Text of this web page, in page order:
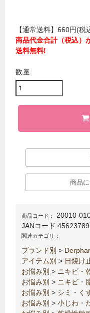
【通常送料】660円(
商品代金合計（税込）
送料無料!
数量
商品
商品コード：
20010-
JANコード:
関連カテゴリ：
ブランド別 >
アイテム別 > 日焼け
お悩み別 > ニキビ・
お悩み別 > ニキビ・
お悩み別 > シミ・く
お悩み別 > 小じわ・